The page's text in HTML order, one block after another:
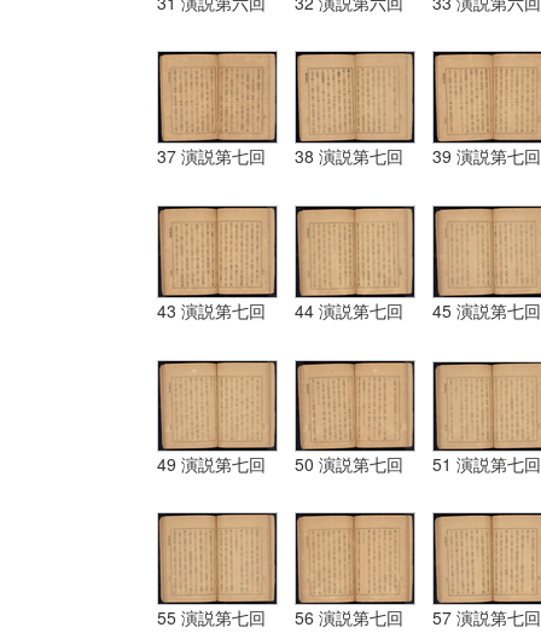
37 演説第七回 38 演説第七回 39 演説第七回
43 演説第七回 44 演説第七回 45 演説第七回
49 演説第七回 50 演説第七回 51 演説第七回
55 演説第七回 56 演説第七回 57 演説第七回